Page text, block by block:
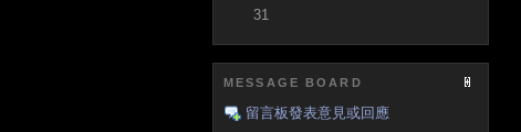
31
MESSAGE BOARD
留言板發表意見或回應